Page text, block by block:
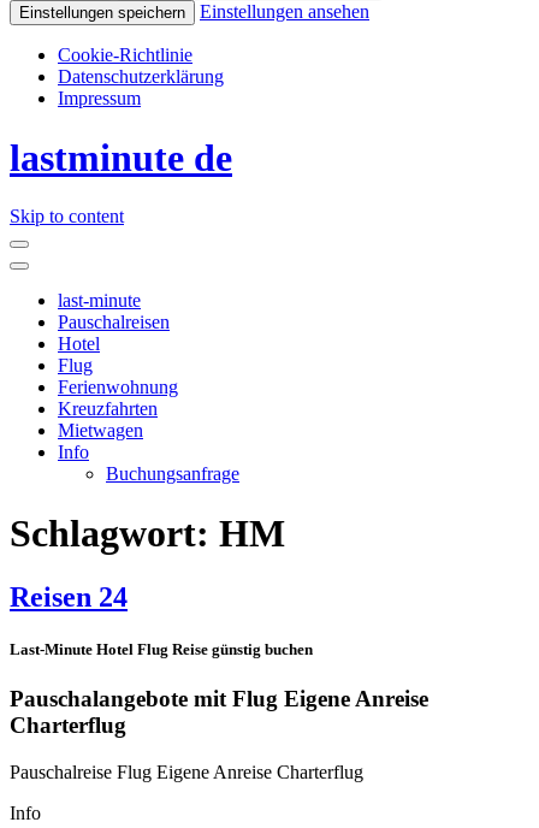
Einstellungen speichern
Einstellungen ansehen
Cookie-Richtlinie
Datenschutzerklärung
Impressum
lastminute de
Skip to content
last-minute
Pauschalreisen
Hotel
Flug
Ferienwohnung
Kreuzfahrten
Mietwagen
Info
Buchungsanfrage
Schlagwort: HM
Reisen 24
Last-Minute Hotel Flug Reise günstig buchen
Pauschalangebote mit Flug Eigene Anreise
Charterflug
Pauschalreise Flug Eigene Anreise Charterflug
Info